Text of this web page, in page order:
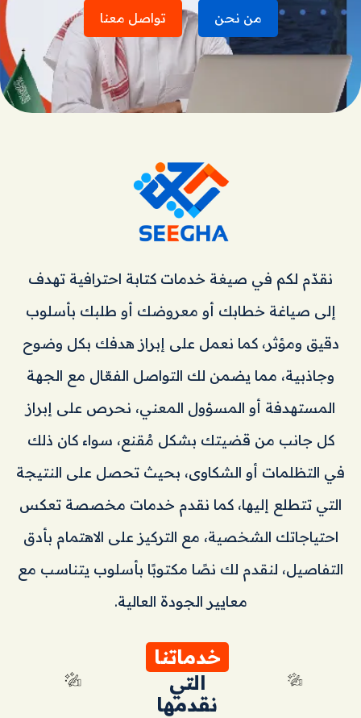
من نحن تواصل معنا
نقدّم لكم في صيغة خدمات كتابة احترافية تهدف
إلى صياغة خطابك أو معروضك أو طلبك بأسلوب
دقيق ومؤثر، كما نعمل على إبراز هدفك بكل وضوح
وجاذبية، مما يضمن لك التواصل الفعّال مع الجهة
المستهدفة أو المسؤول المعني، نحرص على إبراز
كل جانب من قضيتك بشكل مُقنع، سواء كان ذلك
في التظلمات أو الشكاوى، بحيث تحصل على النتيجة
التي تتطلع إليها، كما نقدم خدمات مخصصة تعكس
احتياجاتك الشخصية، مع التركيز على الاهتمام بأدق
التفاصيل، لنقدم لك نصًا مكتوبًا بأسلوب يتناسب مع
معايير الجودة العالية.
خدماتنا
التي
نقدمها